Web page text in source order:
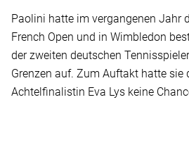
Paolini hatte im vergangenen Jahr
French Open und in Wimbledon
der zweiten deutschen
Grenzen auf. Zum Auftakt hatte sie
Achtelfinalistin Eva Lys keine